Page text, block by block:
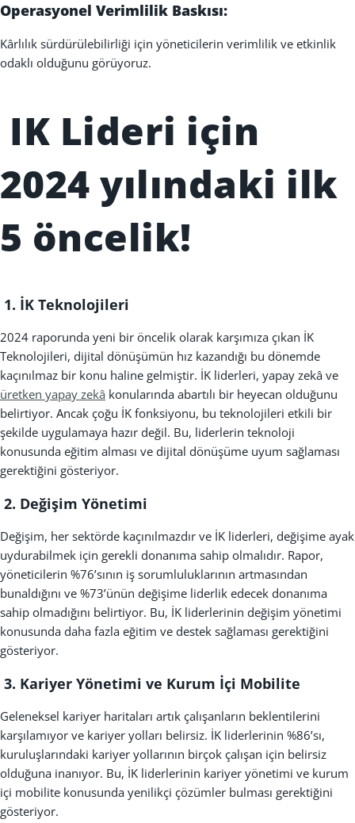
Operasyonel Verimlilik Baskısı:
Kârlılık sürdürülebilirliği için yöneticilerin verimlilik ve etkinlik
odaklı olduğunu görüyoruz.
IK Lideri için
2024 yılındaki ilk
5 öncelik!
1. İK Teknolojileri
2024 raporunda yeni bir öncelik olarak karşımıza çıkan İK
Teknolojileri, dijital dönüşümün hız kazandığı bu dönemde
kaçınılmaz bir konu haline gelmiştir. İK liderleri, yapay zekâ ve
üretken yapay zekâ konularında abartılı bir heyecan olduğunu
belirtiyor. Ancak çoğu İK fonksiyonu, bu teknolojileri etkili bir
şekilde uygulamaya hazır değil. Bu, liderlerin teknoloji
konusunda eğitim alması ve dijital dönüşüme uyum sağlaması
gerektiğini gösteriyor.
2. Değişim Yönetimi
Değişim, her sektörde kaçınılmazdır ve İK liderleri, değişime ayak
uydurabilmek için gerekli donanıma sahip olmalıdır. Rapor,
yöneticilerin %76’sının iş sorumluluklarının artmasından
bunaldığını ve %73’ünün değişime liderlik edecek donanıma
sahip olmadığını belirtiyor. Bu, İK liderlerinin değişim yönetimi
konusunda daha fazla eğitim ve destek sağlaması gerektiğini
gösteriyor.
3. Kariyer Yönetimi ve Kurum İçi Mobilite
Geleneksel kariyer haritaları artık çalışanların beklentilerini
karşılamıyor ve kariyer yolları belirsiz. İK liderlerinin %86’sı,
kuruluşlarındaki kariyer yollarının birçok çalışan için belirsiz
olduğuna inanıyor. Bu, İK liderlerinin kariyer yönetimi ve kurum
içi mobilite konusunda yenilikçi çözümler bulması gerektiğini
gösteriyor.